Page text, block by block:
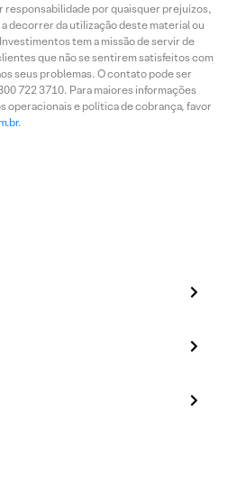
responsabilidade por quaisquer prejuízos,
decorrer da utilização deste material ou
tem a missão de servir de
que não se sentirem satisfeitos com
seus problemas. O contato pode ser
722 3710. Para maiores informações
operacionais e política de cobrança, favor
.